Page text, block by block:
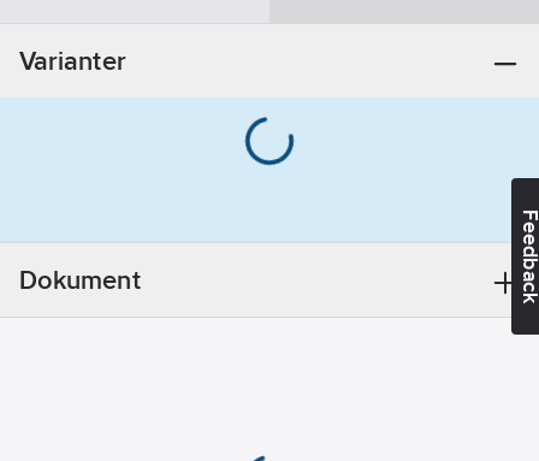
fastsättning:Ja
Utförande:
Varianter
Dokument